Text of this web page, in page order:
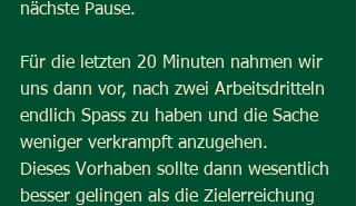
nächste Pause.
Für die letzten 20 Minuten nahmen wir
uns dann vor, nach zwei Arbeitsdritteln
endlich Spass zu haben und die Sache
weniger verkrampft anzugehen.
Dieses Vorhaben sollte dann wesentlich
besser gelingen als die Zielerreichung